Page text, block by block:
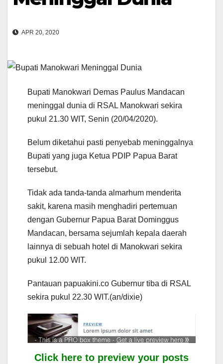
APR 20, 2020
Bupati Manokwari Demas Paulus Mandacan
meninggal dunia di RSAL Manokwari sekira
pukul 21.30 WIT, Senin (20/04/2020).
Belum diketahui pasti penyebab meninggalnya
Bupati yang juga Ketua PDIP Papua Barat
tersebut.
Tidak ada tanda-tanda almarhum menderita
sakit, karena masih menghadiri pertemuan
dengan Gubernur Papua Barat Dominggus
Mandacan, bersama sejumlah kepala daerah
lainnya di sebuah hotel di Manokwari sekira
pukul 12.00 WIT.
Pantauan papuakini.co Gubernur tiba di RSAL
sekira pukul 22.30 WIT.(an/dixie)
Click here to preview your posts